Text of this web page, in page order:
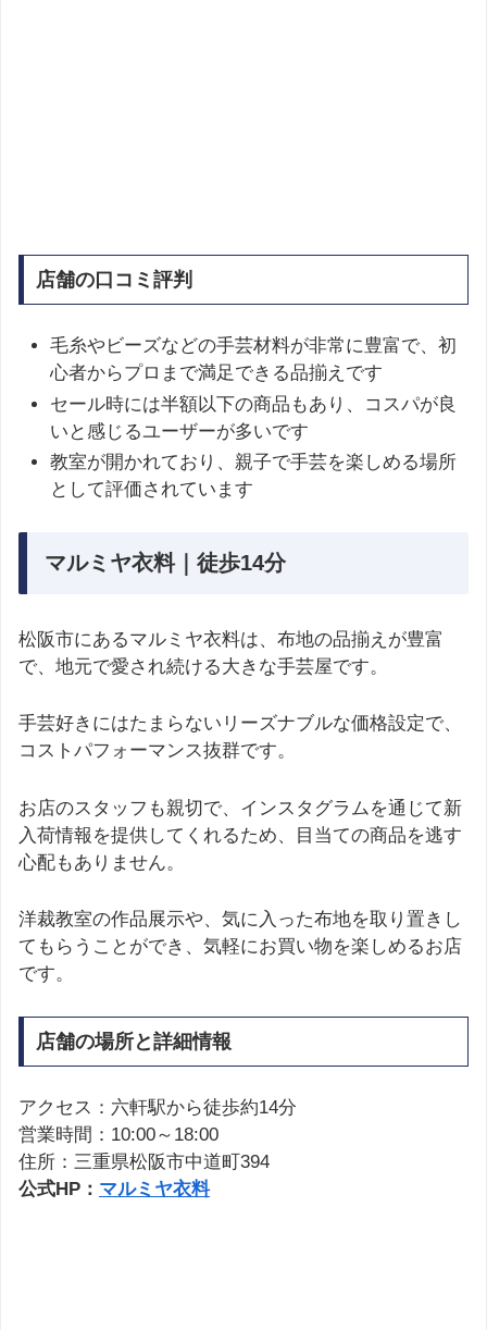
店舗の口コミ評判
毛糸やビーズなどの手芸材料が非常に豊富で、初
心者からプロまで満足できる品揃えです
セール時には半額以下の商品もあり、コスパが良
いと感じるユーザーが多いです
教室が開かれており、親子で手芸を楽しめる場所
として評価されています
マルミヤ衣料｜徒歩14分
松阪市にあるマルミヤ衣料は、布地の品揃えが豊富
で、地元で愛され続ける大きな手芸屋です。
手芸好きにはたまらないリーズナブルな価格設定で、
コストパフォーマンス抜群です。
お店のスタッフも親切で、インスタグラムを通じて新
入荷情報を提供してくれるため、目当ての商品を逃す
心配もありません。
洋裁教室の作品展示や、気に入った布地を取り置きし
てもらうことができ、気軽にお買い物を楽しめるお店
です。
店舗の場所と詳細情報
アクセス：六軒駅から徒歩約14分
営業時間：10:00～18:00
住所：三重県松阪市中道町394
公式HP： マルミヤ衣料